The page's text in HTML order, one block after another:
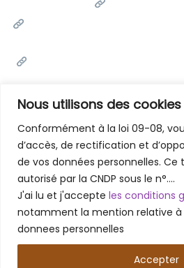
Nous utilisons des cookies
Conformément à la loi 09-08,
d’accès, de rectification et
de vos données personnelles.
autorisé par la CNDP sous le n°….
J'ai lu et j'accepte les conditions
notamment la mention relative
donnees personnelles
Accepter
Portail National
Contactez-
Faculté des Lettres et des
Rue Amarchich,
05 24 31 20 31 / 05